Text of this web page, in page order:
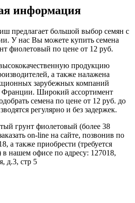
информация
предлагает большой выбор семян с
У нас Вы можете купить семена
фиолетовый по цене от 12 руб.
продукцию
а также налажена
зарубежных компаний
Франции. Широкий ассортимент
семена по цене от 12 руб. до
регулярно и без задержек.
грунт фиолетовый (более 38
on-line на сайте, позвонив по
а также приобрести (требуется
в нашем офисе по адресу: 127018,
д.3, стр 5